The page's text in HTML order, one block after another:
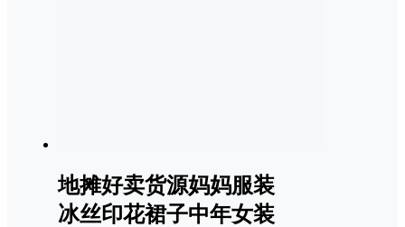
地摊好卖货源妈妈服装
冰丝印花裙子中年女装